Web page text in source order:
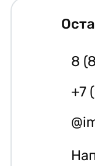
8
+7